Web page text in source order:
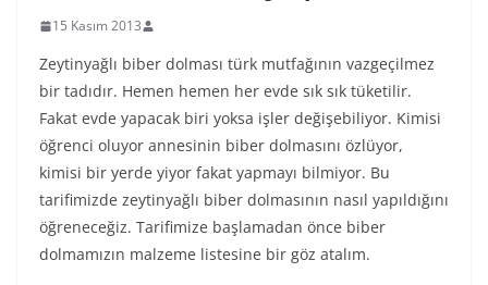
15 Kasım 2013
Zeytinyağlı biber dolması türk mutfağının vazgeçilmez
bir tadıdır. Hemen hemen her evde sık sık tüketilir.
Fakat evde yapacak biri yoksa işler değişebiliyor. Kimisi
öğrenci oluyor annesinin biber dolmasını özlüyor,
kimisi bir yerde yiyor fakat yapmayı bilmiyor. Bu
tarifimizde zeytinyağlı biber dolmasının nasıl yapıldığını
öğreneceğiz. Tarifimize başlamadan önce biber
dolmamızın malzeme listesine bir göz atalım.